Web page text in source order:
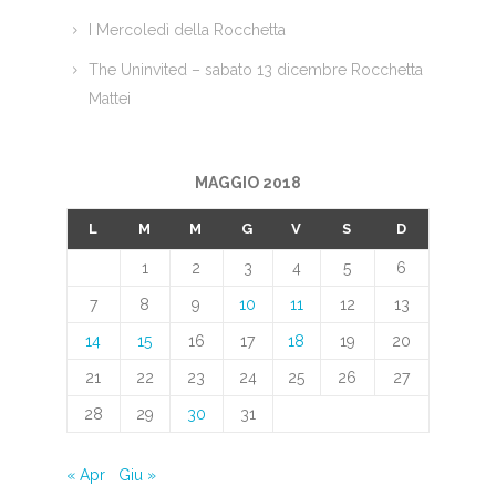
I Mercoledì della Rocchetta
The Uninvited – sabato 13 dicembre Rocchetta
Mattei
MAGGIO 2018
L M M G V S D
1 2 3 4 5 6
7 8 9 10 11 12 13
14 15 16 17 18 19 20
21 22 23 24 25 26 27
28 29 30 31
« Apr Giu »